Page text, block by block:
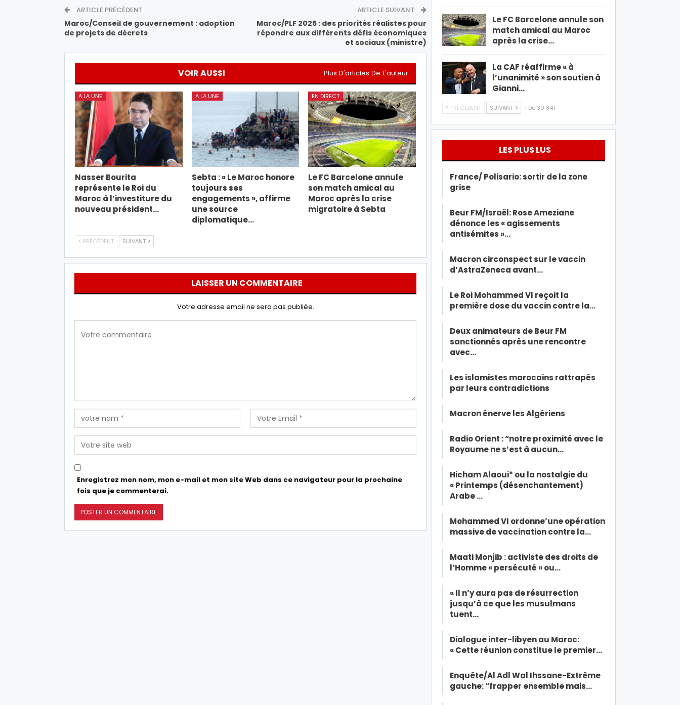
ARTICLE PRÉCÉDENT
Maroc/Conseil de gouvernement : adoption
de projets de décrets
ARTICLE SUIVANT
Maroc/PLF 2025 : des priorités réalistes pour
répondre aux différents défis économiques
et sociaux (ministre)
VOIR AUSSI Plus D'articles De L'auteur
A LA UNE
Nasser Bourita
représente le Roi du
Maroc à l’investiture du
nouveau président…
A LA UNE
Sebta : « Le Maroc honore
toujours ses
engagements », affirme
une source
diplomatique…
EN DIRECT
Le FC Barcelone annule
son match amical au
Maroc après la crise
migratoire à Sebta
PRÉCÉDENT SUIVANT
LAISSER UN COMMENTAIRE
Votre adresse email ne sera pas publiée.
Enregistrez mon nom, mon e-mail et mon site Web dans ce navigateur pour la prochaine
fois que je commenterai.
Le FC Barcelone annule son
match amical au Maroc
après la crise…
La CAF réaffirme « à
l’unanimité » son soutien à
Gianni…
PRÉCÉDENT SUIVANT 1 De 30 841
LES PLUS LUS
France/ Polisario: sortir de la zone
grise
Beur FM/Israël: Rose Ameziane
dénonce les « agissements
antisémites »…
Macron circonspect sur le vaccin
d’AstraZeneca avant…
Le Roi Mohammed VI reçoit la
première dose du vaccin contre la…
Deux animateurs de Beur FM
sanctionnés après une rencontre
avec…
Les islamistes marocains rattrapés
par leurs contradictions
Macron énerve les Algériens
Radio Orient : “notre proximité avec le
Royaume ne s’est à aucun…
Hicham Alaoui* ou la nostalgie du
« Printemps (désenchantement)
Arabe …
Mohammed VI ordonne’une opération
massive de vaccination contre la…
Maati Monjib : activiste des droits de
l’Homme « persécuté » ou…
« Il n’y aura pas de résurrection
jusqu’à ce que les musulmans
tuent…
Dialogue inter-libyen au Maroc:
« Cette réunion constitue le premier…
Enquête/Al Adl Wal Ihssane-Extrême
gauche: “frapper ensemble mais…